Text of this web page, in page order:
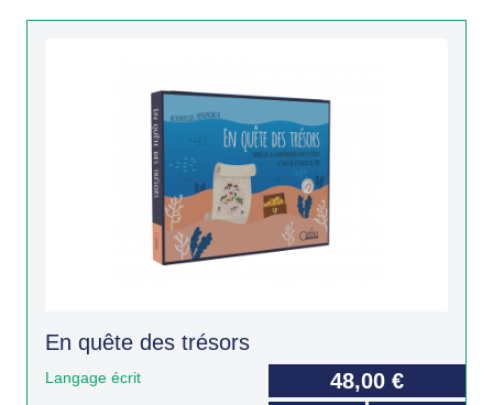
En quête des trésors
Langage écrit 48,00 €